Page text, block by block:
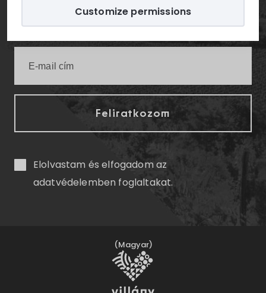
Customize permissions
Elolvastam és elfogadom az
adatvédelemben foglaltakat.
(Magyar)